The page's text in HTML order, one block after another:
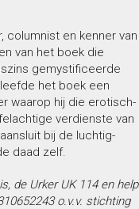
columnist en kenner van
van het boek die
gemystificeerde
het boek een
waarop hij die erotisch-
verdienste van
bij de luchtig-
daad zelf.
de Urker UK 114 en help
o.v.v. stichting